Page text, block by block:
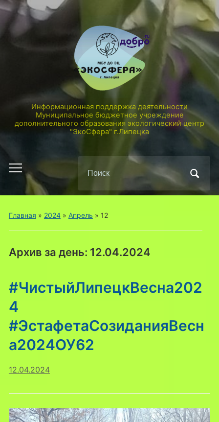
Информационная поддержка деятельности
Муниципальное бюджетное учреждение
дополнительного образования экологический центр
"ЭкоСфера" г.Липецка
Переключить
мобильное
меню
по:
Главная » 2024» Апрель » 12
Архив за день: 12.04.2024
#ЧистыйЛипецкВесна202
4
#ЭстафетаСозиданияВесн
а2024ОУ62
12.04.2024